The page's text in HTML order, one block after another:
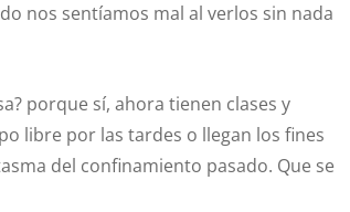
nos sentíamos mal al verlos sin nada
porque sí, ahora tienen clases y
libre por las tardes o llegan los fines
del confinamiento pasado. Que se